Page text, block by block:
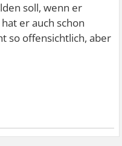
soll, wenn er
er auch schon
so offensichtlich, aber